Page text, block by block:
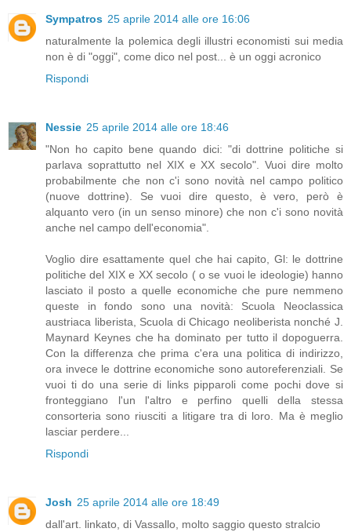
Sympatros 25 aprile 2014 alle ore 16:06
naturalmente la polemica degli illustri economisti sui media
non è di "oggi", come dico nel post... è un oggi acronico
Rispondi
Nessie 25 aprile 2014 alle ore 18:46
"Non ho capito bene quando dici: "di dottrine politiche si
parlava soprattutto nel XIX e XX secolo". Vuoi dire molto
probabilmente che non c'i sono novità nel campo politico
(nuove dottrine). Se vuoi dire questo, è vero, però è
alquanto vero (in un senso minore) che non c'i sono novità
anche nel campo dell'economia".
Voglio dire esattamente quel che hai capito, Gl: le dottrine
politiche del XIX e XX secolo ( o se vuoi le ideologie) hanno
lasciato il posto a quelle economiche che pure nemmeno
queste in fondo sono una novità: Scuola Neoclassica
austriaca liberista, Scuola di Chicago neoliberista nonché J.
Maynard Keynes che ha dominato per tutto il dopoguerra.
Con la differenza che prima c'era una politica di indirizzo,
ora invece le dottrine economiche sono autoreferenziali. Se
vuoi ti do una serie di links pipparoli come pochi dove si
fronteggiano l'un l'altro e perfino quelli della stessa
consorteria sono riusciti a litigare tra di loro. Ma è meglio
lasciar perdere...
Rispondi
Josh 25 aprile 2014 alle ore 18:49
dall'art. linkato, di Vassallo, molto saggio questo stralcio